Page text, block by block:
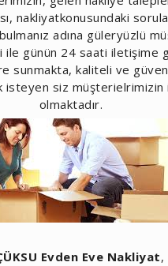
nakliyatkonusundaki
bulmanız adına güleryüzlü
ile günün 24 saati iletişime
sunmakta, kaliteli ve
isteyen siz müşterielrimizin
olmaktadır.
Evden Eve Nakliyat,